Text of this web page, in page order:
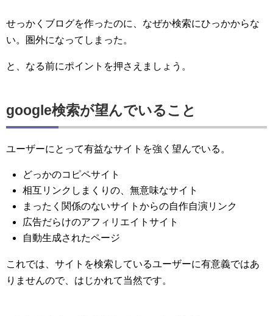
せっかくブログを作ったのに、なぜか検索にひっかからな
い。圏外になってしまった。
と、なる前にポイントを押さえましょう。
google検索が望んでいること
ユーザーにとって有益なサイトを強く望んでいる。
どっかのコピペサイト
相互リンクしまくりの、無意味なサイト
まったく関係のないサイトからの自作自演リンク
広告だらけのアフィリエイトサイト
自動生成されたページ
これでは、サイトを検索しているユーザーに有意義ではあ
りませんので、はじかれて当然です。